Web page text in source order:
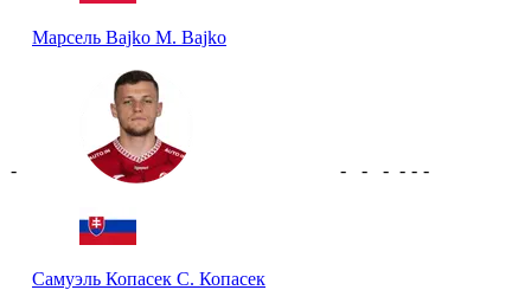
Марсель Bajko М. Bajko
-
Самуэль Копасек С. Копасек
- - - - - -